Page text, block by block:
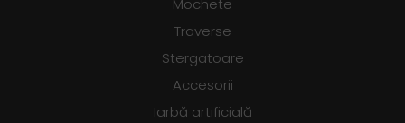
Mochete
Traverse
Stergatoare
Accesorii
Iarbă artificială